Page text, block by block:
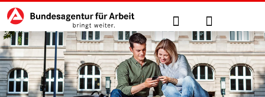
zu den Hauptinhalten springen
Hauptnavigation Suche Anmelden